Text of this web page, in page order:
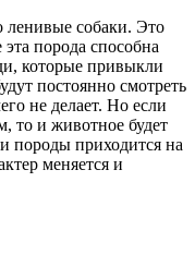
ленивые собаки. Это
порода способна
которые привыкли
постоянно смотреть
не делает. Но если
то и животное будет
породы приходится на
меняется и